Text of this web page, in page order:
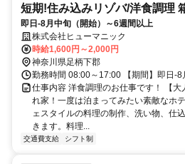
短期!住み込みリゾバ/洋食調理
即日-8月中旬（開始）～6週間以上
株式会社ヒューマニック
時給1,600円～2,000円
神奈川県足柄下郡
勤務時間 08:00～17:00 【期間】即日-
仕事内容 洋食調理のお仕事です！ 【
れ家！一度は泊まってみたい素敵なホ
ェスタイルの料理の制作、洗い物、仕
きます。料理...
交通費支給 シフト制